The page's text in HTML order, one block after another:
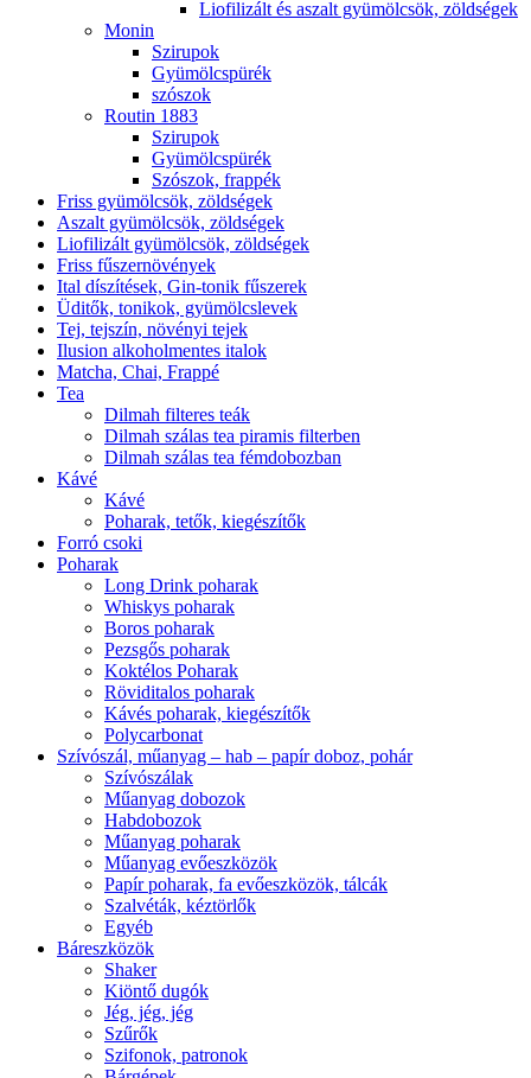
Liofilizált és aszalt gyümölcsök, zöldségek
Monin
Szirupok
Gyümölcspürék
szószok
Routin 1883
Szirupok
Gyümölcspürék
Szószok, frappék
Friss gyümölcsök, zöldségek
Aszalt gyümölcsök, zöldségek
Liofilizált gyümölcsök, zöldségek
Friss fűszernövények
Ital díszítések, Gin-tonik fűszerek
Üditők, tonikok, gyümölcslevek
Tej, tejszín, növényi tejek
Ilusion alkoholmentes italok
Matcha, Chai, Frappé
Tea
Dilmah filteres teák
Dilmah szálas tea piramis filterben
Dilmah szálas tea fémdobozban
Kávé
Kávé
Poharak, tetők, kiegészítők
Forró csoki
Poharak
Long Drink poharak
Whiskys poharak
Boros poharak
Pezsgős poharak
Koktélos Poharak
Röviditalos poharak
Kávés poharak, kiegészítők
Polycarbonat
Szívószál, műanyag – hab – papír doboz, pohár
Szívószálak
Műanyag dobozok
Habdobozok
Műanyag poharak
Műanyag evőeszközök
Papír poharak, fa evőeszközök, tálcák
Szalvéták, kéztörlők
Egyéb
Báreszközök
Shaker
Kiöntő dugók
Jég, jég, jég
Szűrők
Szifonok, patronok